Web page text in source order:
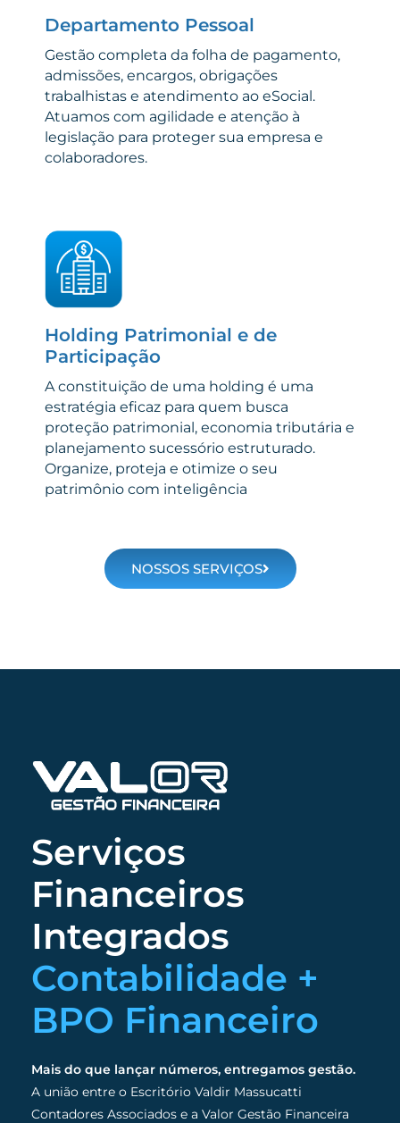
Departamento Pessoal
Gestão completa da folha de pagamento,
admissões, encargos, obrigações
trabalhistas e atendimento ao eSocial.
Atuamos com agilidade e atenção à
legislação para proteger sua empresa e
colaboradores.
Holding Patrimonial e de
Participação
A constituição de uma holding é uma
estratégia eficaz para quem busca
proteção patrimonial, economia tributária e
planejamento sucessório estruturado.
Organize, proteja e otimize o seu
patrimônio com inteligência
NOSSOS SERVIÇOS
Serviços
Financeiros
Integrados
Contabilidade +
BPO Financeiro
Mais do que lançar números, entregamos gestão.
A união entre o Escritório Valdir Massucatti
Contadores Associados e a Valor Gestão Financeira